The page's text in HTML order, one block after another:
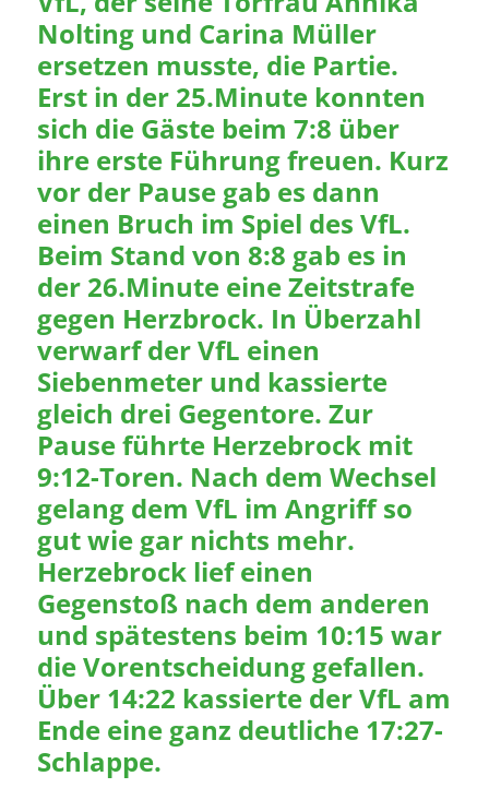
Nolting und Carina Müller
ersetzen musste, die Partie.
Erst in der 25.Minute konnten
sich die Gäste beim 7:8 über
ihre erste Führung freuen. Kurz
vor der Pause gab es dann
einen Bruch im Spiel des VfL.
Beim Stand von 8:8 gab es in
der 26.Minute eine Zeitstrafe
gegen Herzbrock. In Überzahl
verwarf der VfL einen
Siebenmeter und kassierte
gleich drei Gegentore. Zur
Pause führte Herzebrock mit
9:12-Toren. Nach dem Wechsel
gelang dem VfL im Angriff so
gut wie gar nichts mehr.
Herzebrock lief einen
Gegenstoß nach dem anderen
und spätestens beim 10:15 war
die Vorentscheidung gefallen.
Über 14:22 kassierte der VfL am
Ende eine ganz deutliche 17:27-
Schlappe.